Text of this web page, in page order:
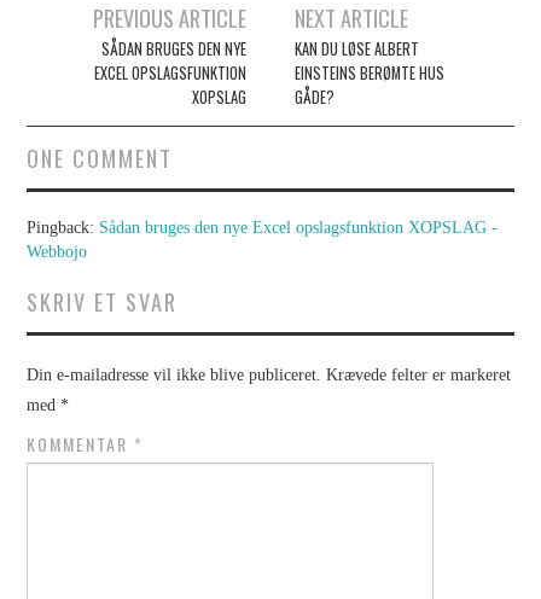
Post navigation
PREVIOUS ARTICLE
SÅDAN BRUGES DEN NYE
EXCEL OPSLAGSFUNKTION
XOPSLAG
NEXT ARTICLE
KAN DU LØSE ALBERT
EINSTEINS BERØMTE HUS
GÅDE?
ONE COMMENT
Pingback: Sådan bruges den nye Excel opslagsfunktion XOPSLAG -
Webbojo
SKRIV ET SVAR
Din e-mailadresse vil ikke blive publiceret. Krævede felter er markeret
med*
KOMMENTAR *